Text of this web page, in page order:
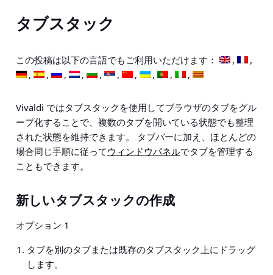
タブスタック
この投稿は以下の言語でもご利用いただけます：
Vivaldi ではタブスタックを使用してブラウザのタブをグル
ープ化することで、複数のタブを開いている状態でも整理
された状態を維持できます。 タブバーに加え、ほとんどの
場合同じ手順に従ってウィンドウパネルでタブを管理する
こともできます。
新しいタブスタックの作成
オプション 1
タブを別のタブまたは既存のタブスタック上にドラッグ
します。